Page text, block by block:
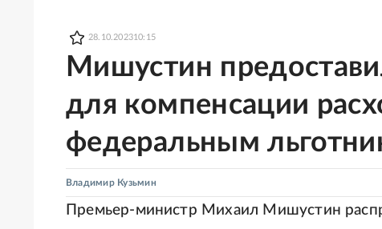
28.10.202310:15
Мишустин
для компенсации
федеральным
Владимир Кузьмин
Премьер-министр Михаил Мишустин